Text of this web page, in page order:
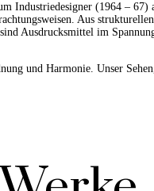
Industriedesigner (1964 –
Aus
Ausdrucksmittel im
und Harmonie. Unser